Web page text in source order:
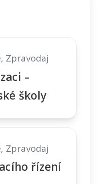
Zpravodaj
–
školy
Zpravodaj
řízení